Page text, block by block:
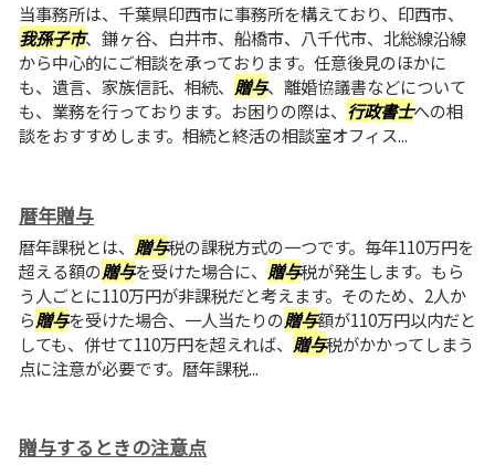
当事務所は、千葉県印西市に事務所を構えており、印西市、
我孫子市、鎌ヶ谷、白井市、船橋市、八千代市、北総線沿線
から中心的にご相談を承っております。任意後見のほかに
も、遺言、家族信託、相続、 贈与、離婚協議書などについて
も、業務を行っております。お困りの際は、 行政書士への相
談をおすすめします。相続と終活の相談室オフィス...
暦年贈与
暦年課税とは、 贈与税の課税方式の一つです。毎年110万円を
超える額の贈与を受けた場合に、 贈与税が発生します。もら
う人ごとに110万円が非課税だと考えます。そのため、2人か
ら贈与を受けた場合、一人当たりの贈与額が110万円以内だと
しても、併せて110万円を超えれば、 贈与税がかかってしまう
点に注意が必要です。暦年課税...
贈与するときの注意点